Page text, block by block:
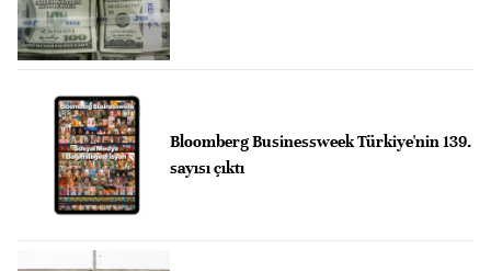
Bloomberg Businessweek Türkiye'nin 139.
sayısı çıktı